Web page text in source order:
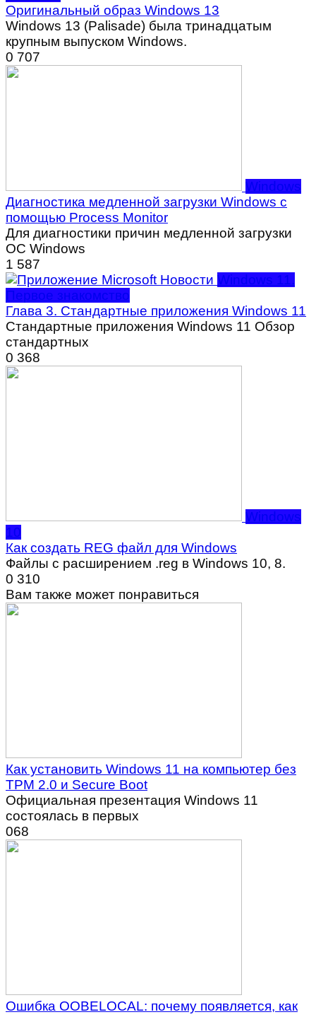
Оригинальный образ Windows 13
Windows 13 (Palisade) была тринадцатым
крупным выпуском Windows.
0 707
Windows
Диагностика медленной загрузки Windows с
помощью Process Monitor
Для диагностики причин медленной загрузки
ОС Windows
1 587
Windows 11.
Первое знакомство
Глава 3. Стандартные приложения Windows 11
Стандартные приложения Windows 11 Обзор
стандартных
0 368
Windows
10
Как создать REG файл для Windows
Файлы с расширением .reg в Windows 10, 8.
0 310
Вам также может понравиться
Как установить Windows 11 на компьютер без
TPM 2.0 и Secure Boot
Официальная презентация Windows 11
состоялась в первых
068
Ошибка OOBELOCAL: почему появляется, как